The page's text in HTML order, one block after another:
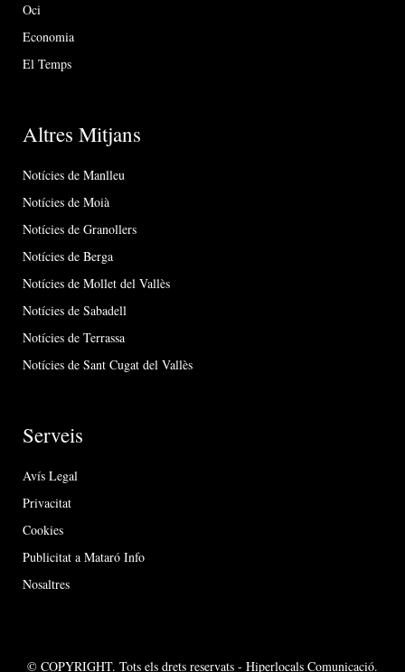
Oci
Economia
El Temps
Altres Mitjans
Notícies de Manlleu
Notícies de Moià
Notícies de Granollers
Notícies de Berga
Notícies de Mollet del Vallès
Notícies de Sabadell
Notícies de Terrassa
Notícies de Sant Cugat del Vallès
Serveis
Avís Legal
Privacitat
Cookies
Publicitat a Mataró Info
Nosaltres
© COPYRIGHT. Tots els drets reservats - Hiperlocals Comunicació.